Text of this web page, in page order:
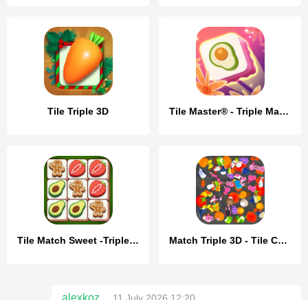
Tile Triple 3D Tile Master® - Triple Match
Tile Match Sweet -Triple Match Match Triple 3D - Tile Connect
alexkoz